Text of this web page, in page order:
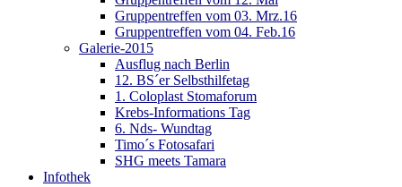
Gruppentreffen vom 03. Mrz.16
Gruppentreffen vom 04. Feb.16
Galerie-2015
Ausflug nach Berlin
12. BS´er Selbsthilfetag
1. Coloplast Stomaforum
Krebs-Informations Tag
6. Nds- Wundtag
Timo´s Fotosafari
SHG meets Tamara
Infothek